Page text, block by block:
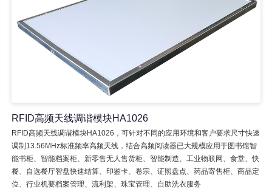
RFID高频天线调谐模块HA1026
RFID高频天线调谐模块HA1026，可针对不同的应用环境和客户要求尺寸快速
调制13.56MHz标准频率高频天线，结合高频阅读器已大规模应用于图书馆智
能书柜、智能档案柜、新零售无人售货柜、智能制造、工业物联网、食堂、快
餐、自选餐厅智盘快速结算、印鉴卡、卷宗、证照盘点、药品寄售柜、商品定
位、行业机要档案管理、流利架、珠宝管理、自助洗衣服务